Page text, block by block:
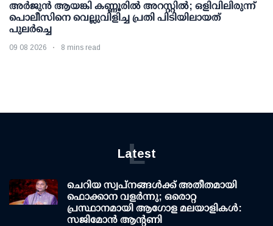
അര്‍ജുന്‍ ആയങ്കി കണ്ണൂരില്‍ അറസ്റ്റില്‍; ഒളിവിലിരുന്ന്
പൊലീസിനെ വെല്ലുവിളിച്ച പ്രതി പിടിയിലായത്
പുലര്‍ച്ചെ
09 08 2026 8 mins read
Latest
L
ചെറിയ സ്വപ്നങ്ങൾക്ക് അതീതമായി
ഫൊക്കാന വളർന്നു; ഒരൊറ്റ
പ്രസ്ഥാനമായി ആഗോള മലയാളികൾ:
സജിമോൻ ആന്റണി